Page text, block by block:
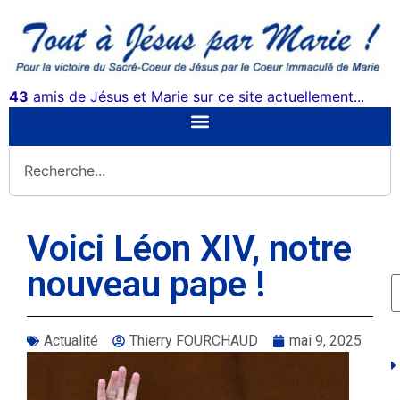
43 amis de Jésus et Marie sur ce site actuellement...
Voici Léon XIV, notre
nouveau pape !
Actualité Thierry FOURCHAUD mai 9, 2025